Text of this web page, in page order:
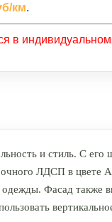
км.
в
и стиль. С
ЛДСП в цвете
Фасад